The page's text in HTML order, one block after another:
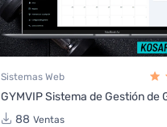
Sistemas Web
GYMVIP Sistema de Gestión de
88 Ventas